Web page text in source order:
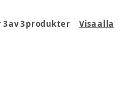
3av3produkter Visa alla